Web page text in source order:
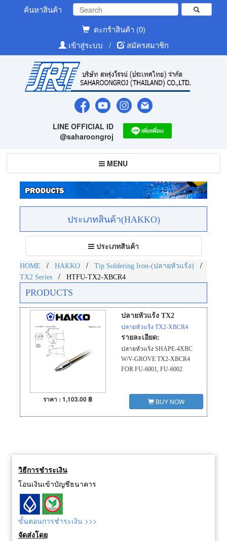
ค้นหาสินค้า
ตะกร้าสินค้า (0)
เข้าสู่ระบบ
/ สมัครสมาชิก
LINE OFFICIAL ID
@saharoongroj
Toggle
navigation
MENU
ประเภทสินค้า(HAKKO)
Toggle
navigation
ประเภทสินค้า
HOME / HAKKO / Tip Soldering Iron-(ปลายหัวแร้ง) /
TX2 Series / HTFU-TX2-XBCR4
PRODUCTS
ปลายหัวแร้ง TX2
ปลายหัวแร้ง TX2-XBCR4
รายละเอียด:
ปลายหัวแร้ง SHAPE-4XBC
W/V-GROVE TX2-XBCR4
FOR FU-6001, FU-6002
ราคา : 1,103.00 ฿ BUY NOW
วิธีการชำระเงิน
โอนเงินเข้าบัญชีธนาคาร
ขั้นตอนการชำระเงิน >>>
จัดส่งโดย